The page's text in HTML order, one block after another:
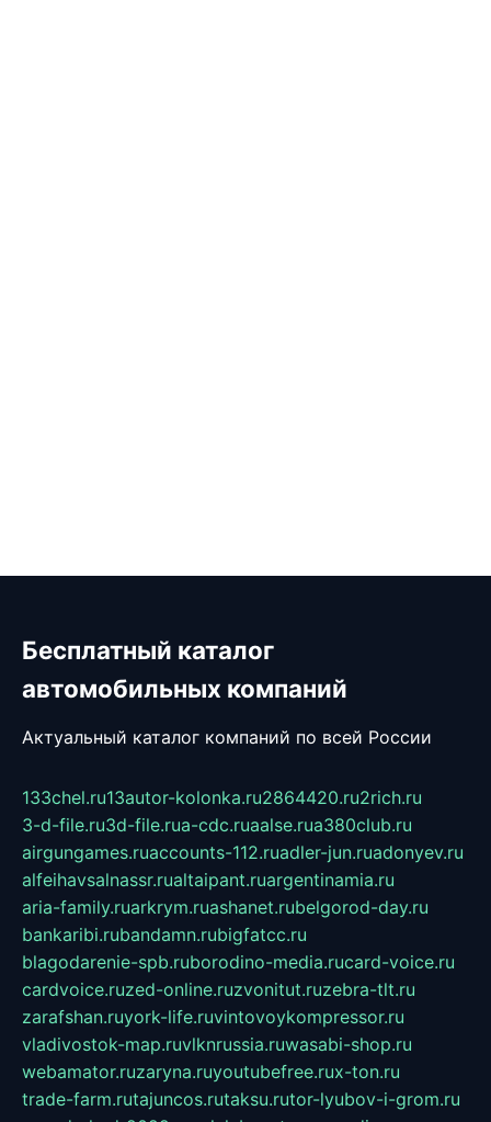
Бесплатный каталог
автомобильных компаний
Актуальный каталог компаний по всей России
133chel.ru13autor-kolonka.ru2864420.ru2rich.ru
3-d-file.ru3d-file.rua-cdc.ruaalse.rua380club.ru
airgungames.ruaccounts-112.ruadler-jun.ruadonyev.ru
alfeihavsalnassr.rualtaipant.ruargentinamia.ru
aria-family.ruarkrym.ruashanet.rubelgorod-day.ru
bankaribi.rubandamn.rubigfatcc.ru
blagodarenie-spb.ruborodino-media.rucard-voice.ru
cardvoice.ruzed-online.ruzvonitut.ruzebra-tlt.ru
zarafshan.ruyork-life.ruvintovoykompressor.ru
vladivostok-map.ruvlknrussia.ruwasabi-shop.ru
webamator.ruzaryna.ruyoutubefree.rux-ton.ru
trade-farm.rutajuncos.rutaksu.rutor-lyubov-i-grom.ru